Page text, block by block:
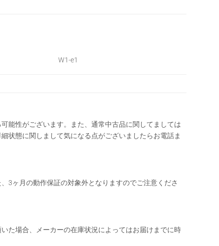
W1-e1
能性がございます。また、通常中古品に関してましては
状態に関しまして気になる点がございましたらお電話ま
3ヶ月の動作保証の対象外となりますのでご注意くださ
た場合、メーカーの在庫状況によってはお届けまでに時